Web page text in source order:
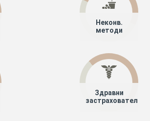
Неконв.
методи
Здравни
застрахователи